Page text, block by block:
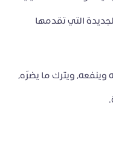
التي تقدمها
ويترك ما يضرّه،